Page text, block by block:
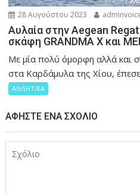
28 Αυγούστου 2023
Αυλαία στην Aegean
σκάφη GRANDMA X και
Mε μία πολύ όμορφη αλλά και
στα Καρδάμυλα της Χίου,
ΑΘΛΗΤΙΚΑ
ΑΦΉΣΤΕ ΈΝΑ ΣΧΌΛΙΟ